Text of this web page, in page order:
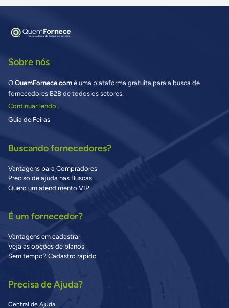
Sobre nós
O QuemFornece.com é uma plataforma gratuita para a busca de
fornecedores B2B de todos os setores.
Continuar lendo...
Guia de Feiras
Buscando fornecedores?
Vantagens para Compradores
Preciso de ajuda nas Buscas
Quero um atendimento VIP
É um fornecedor?
Vantagens em cadastrar
Veja as opções de planos
Sem tempo? Cadastro rápido
Precisa de Ajuda?
Central de Ajuda